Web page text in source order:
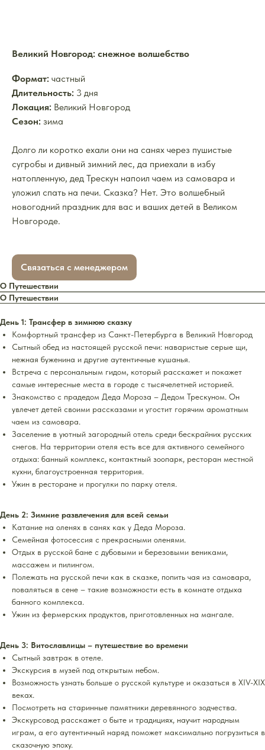
Великий Новгород: снежное волшебство
Формат: частный
Длительность: 3 дня
Локация: Великий Новгород
Сезон: зима
Долго ли коротко ехали они на санях через пушистые
сугробы и дивный зимний лес, да приехали в избу
натопленную, дед Трескун напоил чаем из самовара и
уложил спать на печи. Сказка? Нет. Это волшебный
новогодний праздник для вас и ваших детей в Великом
Новгороде.
Связаться с менеджером
О Путешествии
О Путешествии
День 1: Трансфер в зимнюю сказку
Комфортный трансфер из Санкт-Петербурга в Великий Новгород
Сытный обед из настоящей русской печи: наваристые серые щи,
нежная буженина и другие аутентичные кушанья.
Встреча с персональным гидом, который расскажет и покажет
самые интересные места в городе с тысячелетней историей.
Знакомство с прадедом Деда Мороза – Дедом Трескуном. Он
увлечет детей своими рассказами и угостит горячим ароматным
чаем из самовара.
Заселение в уютный загородный отель среди бескрайних русских
снегов. На территории отеля есть все для активного семейного
отдыха: банный комплекс, контактный зоопарк, ресторан местной
кухни, благоустроенная территория.
Ужин в ресторане и прогулки по парку отеля.
День 2: Зимние развлечения для всей семьи
Катание на оленях в санях как у Деда Мороза.
Семейная фотосессия с прекрасными оленями.
Отдых в русской бане с дубовыми и березовыми вениками,
массажем и пилингом.
Полежать на русской печи как в сказке, попить чая из самовара,
поваляться в сене – такие возможности есть в комнате отдыха
банного комплекса.
Ужин из фермерских продуктов, приготовленных на мангале.
День 3: Витославлицы – путешествие во времени
Сытный завтрак в отеле.
Экскурсия в музей под открытым небом.
Возможность узнать больше о русской культуре и оказаться в XIV-XIX
веках.
Посмотреть на старинные памятники деревянного зодчества.
Экскурсовод расскажет о быте и традициях, научит народным
играм, а его аутентичный наряд поможет максимально погрузиться в
сказочную эпоху.